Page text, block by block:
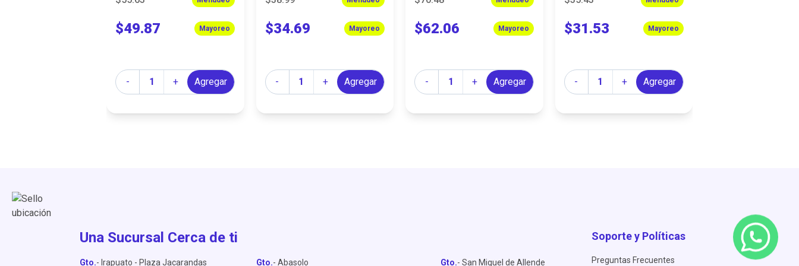
$49.87 Mayoreo
-
Cantidad + Agregar
$34.69 Mayoreo
-
Cantidad + Agregar
$62.06 Mayoreo
-
Cantidad + Agregar
$31.53 Mayoreo
-
Cantidad + Agregar
Una Sucursal Cerca de ti
Gto.- Irapuato - Plaza Jacarandas Gto.- Abasolo Gto.- San Miguel de Allende
Soporte y Políticas
Preguntas Frecuentes